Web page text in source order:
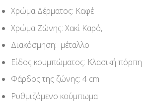
Χρώμα Δέρματος: Καφέ
Χρώμα Ζώνης: Χακί Καρό,
Διακόσμηση: μέταλλο
Είδος κουμπώματος: Κλασική πόρπη
Φάρδος της ζώνης: 4 cm
Ρυθμιζόμενο κούμπωμα